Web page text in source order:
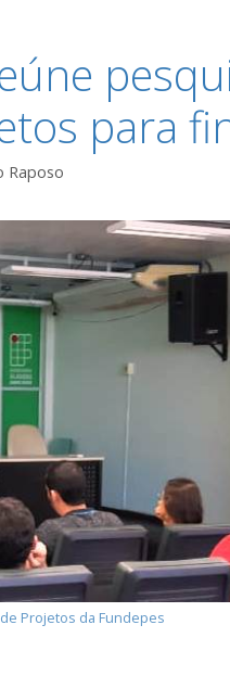
para
Raposo
Projetos da Fundepes